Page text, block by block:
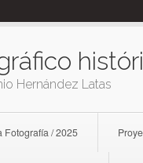
Hernández Latas
Fotografía / 2025